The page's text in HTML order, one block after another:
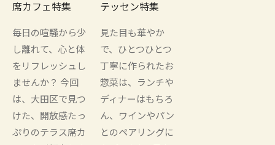
席カフェ特集
毎日の喧騒から少
し離れて、心と体
をリフレッシュし
ませんか？ 今回
は、大田区で見つ
けた、開放感たっ
ぷりのテラス席カ
テッセン特集
見た目も華やか
で、ひとつひとつ
丁寧に作られたお
惣菜は、ランチや
ディナーはもちろ
ん、ワインやパン
とのペアリングに